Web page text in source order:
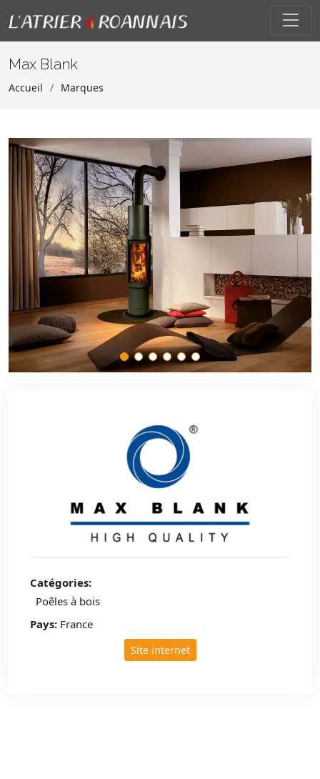
Max Blank
Accueil Marques
Catégories:
Poêles à bois
Pays: France
Site internet